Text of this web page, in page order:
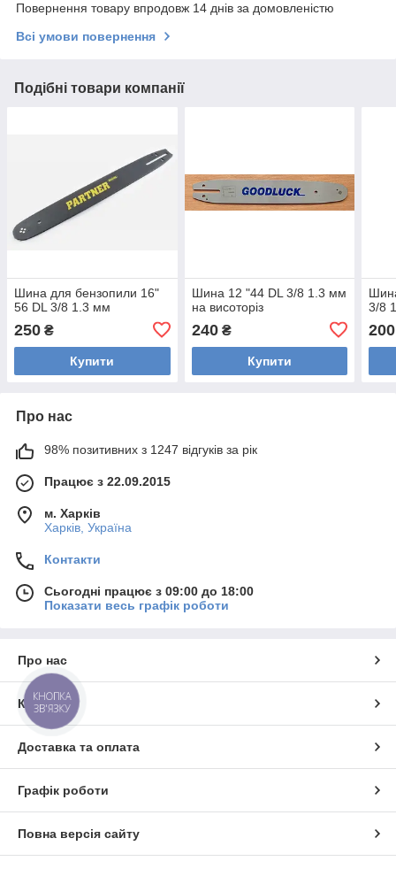
Повернення товару впродовж 14 днів за домовленістю
Всі умови повернення
Подібні товари компанії
Шина для бензопили 16"
56 DL 3/8 1.3 мм
250 ₴
Купити
Шина 12 "44 DL 3/8 1.3 мм
на висоторіз
240₴
Купити
3/8
200
Про нас
98% позитивних з 1247 відгуків за рік
Працює з 22.09.2015
м. Харків
Харків, Україна
Контакти
Сьогодні працює з 09:00 до 18:00
Показати весь графік роботи
Про нас
Контакти
Доставка та оплата
Графік роботи
Повна версія сайту
КНОПКА
ЗВ'ЯЗКУ